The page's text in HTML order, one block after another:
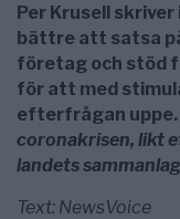
Per Krusell
bättre att satsa
företag och stöd
för att med
efterfrågan uppe.
coronakrisen, likt
landets
Text: NewsVoice